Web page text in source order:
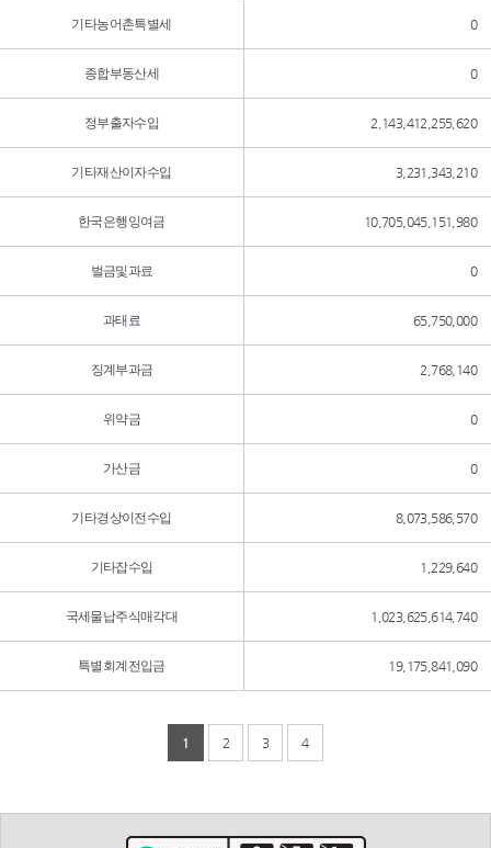
기타농어촌특별세 0
종합부동산세 0
정부출자수입 2,143,412,255,620
기타재산이자수입 3,231,343,210
한국은행잉여금 10,705,045,151,980
벌금및과료 0
과태료 65,750,000
징계부과금 2,768,140
위약금 0
가산금 0
기타경상이전수입 8,073,586,570
기타잡수입 1,229,640
국세물납주식매각대 1,023,625,614,740
특별회계전입금 19,175,841,090
1 2 3 4